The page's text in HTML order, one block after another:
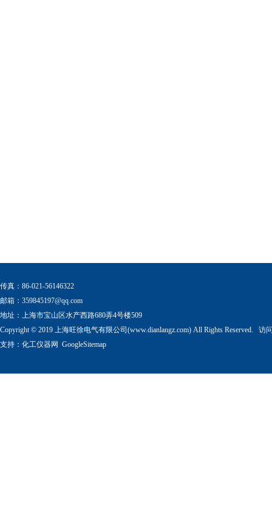
传真：86-021-56146322
邮箱： 359845197@qq.com
地址：上海市宝山区水产西路680弄4号楼509
Copyright © 2019 上海旺徐电气有限公司(www.dianlangz.com) All Rights Reserved. 访
支持： 化工仪器网 GoogleSitemap